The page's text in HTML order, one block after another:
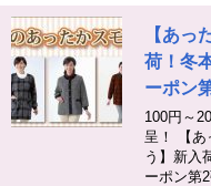
【あっ
荷！冬
ーポン
100円～
呈！ 【あ
う】新入
ーポン第